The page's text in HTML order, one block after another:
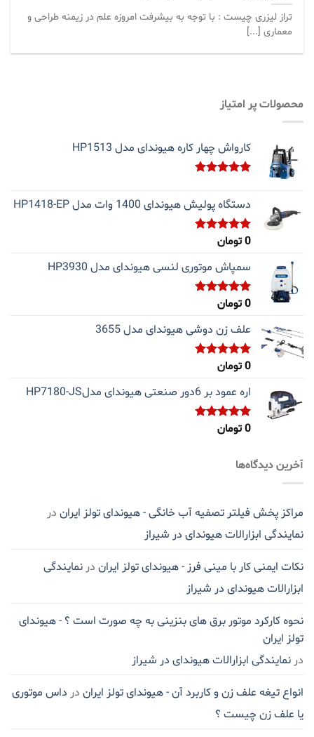
تراز لیزری چیست : با توجه به بیشرفت امروزه علم در زیمنه طراحی و
معماری [...]
محصولات پر امتیاز
کارواش چهار کاره هیوندای مدل HP1513
دستگاه پولیش هیوندای 1400 وات مدل HP1418-EP
نمره5.00
0تومان
سمپاش موتوری لنسی هیوندای مدل HP3930
نمره5.00
0تومان
علف زن دوشی هیوندای مدل 3655
نمره5.00
0تومان
اره عمود بر 6دور صنعتی هیوندای مدلHP7180-JS
نمره5.00
0تومان
آخرین دیدگاه‌ها
مراکز پخش فیلتر تصفیه آب خانگی - هیوندای تولز ایران در
نمایندگی ابزارالات هیوندای در شیراز
نکات ایمنی کار با مینی فرز - هیوندای تولز ایران در نمایندگی
ابزارالات هیوندای در شیراز
نحوه کارکرد موتور برق های بنزینی به چه صورت است ؟ - هیوندای
تولز ایران
در نمایندگی ابزارالات هیوندای در شیراز
انواع تیغه علف زن و کاربرد آن - هیوندای تولز ایران در داس موتوری
یا علف زن چیست ؟